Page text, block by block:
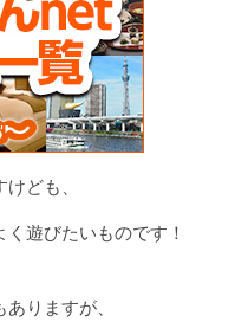
ども、
遊びたいものです！
りますが、